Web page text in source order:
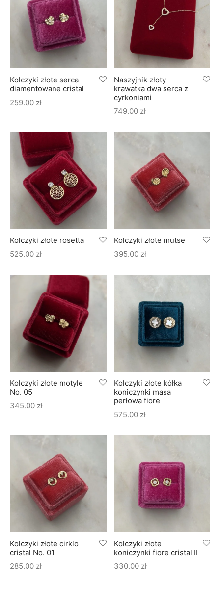
Kolczyki złote serca
diamentowane cristal
259.00 zł
Naszyjnik złoty
krawatka dwa serca z
cyrkoniami
749.00 zł
Kolczyki złote rosetta
525.00 zł
Kolczyki złote mutse
395.00 zł
Kolczyki złote motyle
No. 05
345.00 zł
Kolczyki złote kółka
koniczynki masa
perłowa fiore
575.00 zł
Kolczyki złote cirklo
cristal No. 01
285.00 zł
Kolczyki złote
koniczynki fiore cristal II
330.00 zł